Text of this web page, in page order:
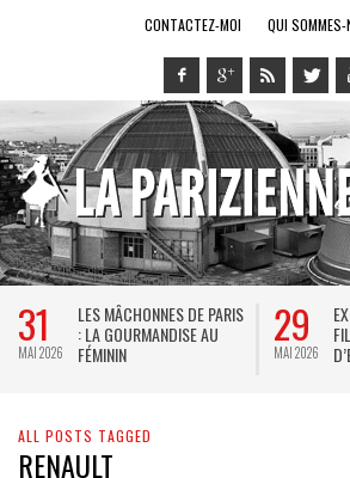
CONTACTEZ-MOI QUI
31
MAI 2026
LES MÂCHONNES DE PARIS
: LA GOURMANDISE AU
FÉMININ
29
MAI 2026
ALL POSTS TAGGED
RENAULT